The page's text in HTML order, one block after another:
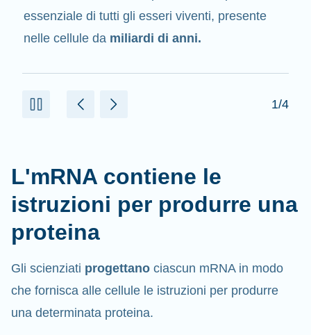
delle cellule, i quali intervengono nella sintesi
delle proteine.
2/4
L'mRNA contiene le
istruzioni per produrre una
proteina
Gli scienziati progettano ciascun mRNA in modo
che fornisca alle cellule le istruzioni per produrre
una determinata proteina.